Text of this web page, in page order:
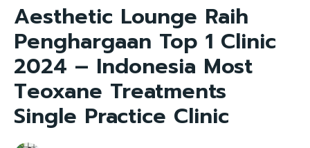
Aesthetic Lounge Raih
Penghargaan Top 1 Clinic
2024 – Indonesia Most
Teoxane Treatments
Single Practice Clinic